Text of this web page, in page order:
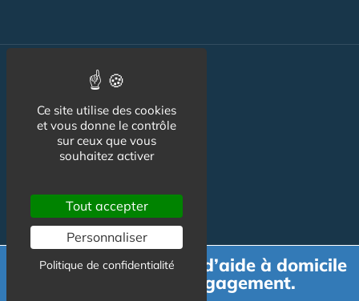
Maisons de retraite
Résidences Service
Services à la personne
Logement Senior
Bien-êtreDemande de devis d’aide à domicile
gratuit et sans engagement.
Ce site utilise des cookies
et vous donne le contrôle
sur ceux que vous
souhaitez activer
Tout accepter
Personnaliser
Politique de confidentialité